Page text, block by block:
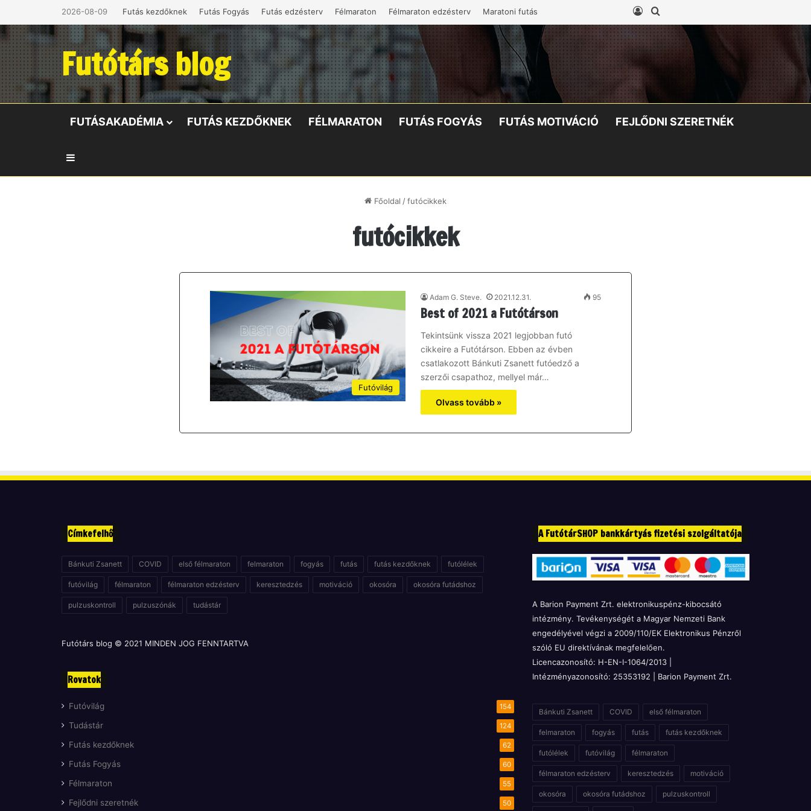
2026-08-09 Futás kezdőknek Futás Fogyás Futás edzésterv Félmaraton Félmaraton edzésterv Maratoni futás Belépés
Futótárs blog
FUTÁSAKADÉMIA FUTÁS KEZDŐKNEK FÉLMARATON FUTÁS FOGYÁS FUTÁS MOTIVÁCIÓ FEJLŐDNI SZERETNÉK
Főoldal /futócikkek
futócikkek
Futóvilág
Adam G. Steve. 2021.12.31. 95
Best of 2021 a Futótárson
Tekintsünk vissza 2021 legjobban futó
cikkeire a Futótárson. Ebben az évben
csatlakozott Bánkuti Zsanett futóedző a
szerzői csapathoz, mellyel már…
Olvass tovább »
Címkefelhő
Bánkuti Zsanett COVID első félmaraton felmaraton fogyás futás futás kezdőknek futólélek
futóvilág félmaraton félmaraton edzésterv keresztedzés motiváció okosóra okosóra futádshoz
pulzuskontroll pulzuszónák tudástár
Futótárs blog © 2021 MINDEN JOG FENNTARTVA
Rovatok
Futóvilág 154
Tudástár 124
Futás kezdőknek 62
Futás Fogyás 60
Félmaraton 55
Fejlődni szeretnék 50
A FutótárSHOP bankkártyás fizetési szolgáltatója
A Barion Payment Zrt. elektronikuspénz-kibocsátó
intézmény. Tevékenységét a Magyar Nemzeti Bank
engedélyével végzi a 2009/110/EK Elektronikus Pénzről
szóló EU direktívának megfelelően.
Licencazonosító: H-EN-I-1064/2013 |
Intézményazonosító: 25353192 | Barion Payment Zrt.
Bánkuti Zsanett COVID első félmaraton
felmaraton fogyás futás futás kezdőknek
futólélek futóvilág félmaraton
félmaraton edzésterv keresztedzés motiváció
okosóra okosóra futádshoz pulzuskontroll